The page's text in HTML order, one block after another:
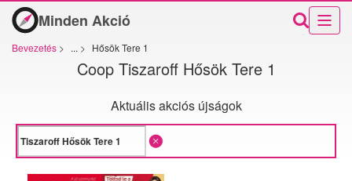
Minden Akció
Bevezetés > ... > Hősök Tere 1
Coop Tiszaroff Hősök Tere 1
Aktuális akciós újságok